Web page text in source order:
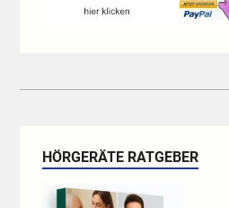
HÖRGERÄTE RATGEBER